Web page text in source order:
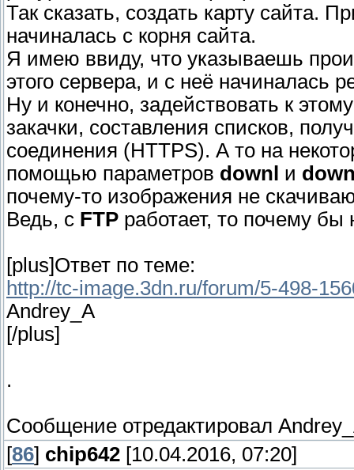
Так сказать, создать карту сайта.
начиналась с корня сайта.
Я имею ввиду, что указываешь
этого сервера, и с неё начиналась
Ну и конечно, задействовать к
закачки, составления списков,
соединения (HTTPS). А то на
помощью параметров downl и
почему-то изображения не
Ведь, с FTP работает, то почему бы
[plus]Ответ по теме:
http://tc-image.3dn.ru/forum/5-498-
Andrey_A
[/plus]
.
Сообщение отредактировал
[86] chip642 [10.04.2016, 07:20]